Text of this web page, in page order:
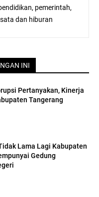
pemerintah,
dan hiburan
INI
Pertanyakan, Kinerja
Tangerang
Lama Lagi Kabupaten
Gedung